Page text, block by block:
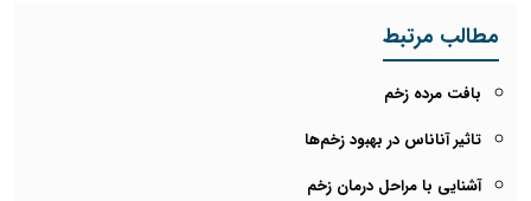
مطالب مرتبط
بافت مرده زخم
تاثیر آناناس در بهبود زخم‌ها
آشنایی با مراحل درمان زخم